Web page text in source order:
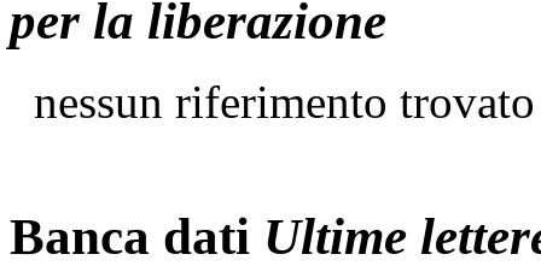
per la liberazione
nessun riferimento trovato
Banca dati Ultime